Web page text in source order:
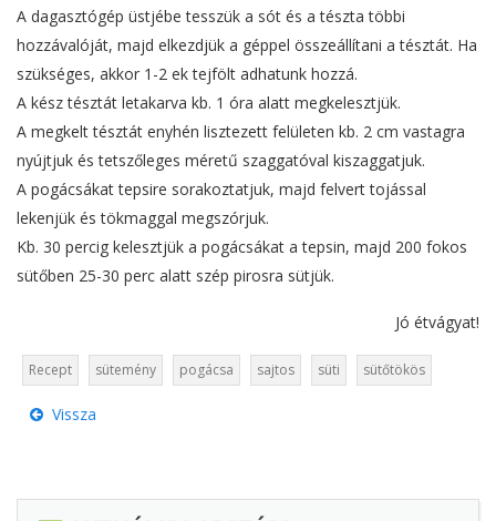
A dagasztógép üstjébe tesszük a sót és a tészta többi
hozzávalóját, majd elkezdjük a géppel összeállítani a tésztát. Ha
szükséges, akkor 1-2 ek tejfölt adhatunk hozzá.
A kész tésztát letakarva kb. 1 óra alatt megkelesztjük.
A megkelt tésztát enyhén lisztezett felületen kb. 2 cm vastagra
nyújtjuk és tetszőleges méretű szaggatóval kiszaggatjuk.
A pogácsákat tepsire sorakoztatjuk, majd felvert tojással
lekenjük és tökmaggal megszórjuk.
Kb. 30 percig kelesztjük a pogácsákat a tepsin, majd 200 fokos
sütőben 25-30 perc alatt szép pirosra sütjük.
Jó étvágyat!
Recept sütemény pogácsa sajtos süti sütőtökös
Vissza